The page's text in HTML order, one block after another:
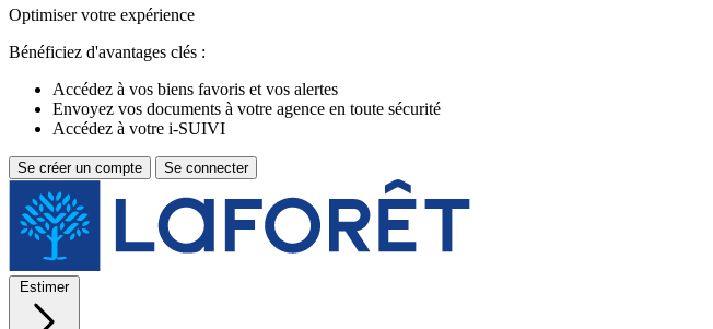
Optimiser votre expérience
Bénéficiez d'avantages clés :
Accédez à vos biens favoris et vos alertes
Envoyez vos documents à votre agence en toute sécurité
Accédez à votre i-SUIVI
Se créer un compte Se connecter
Estimer